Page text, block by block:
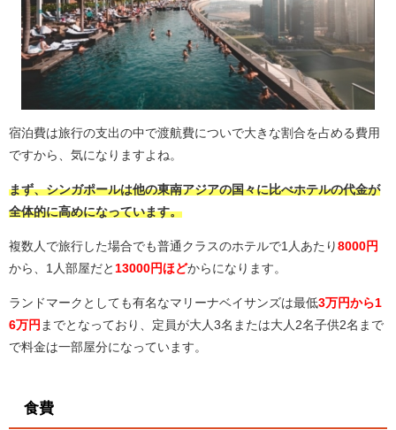
宿泊費は旅行の支出の中で渡航費についで大きな割合を占める費用
ですから、気になりますよね。
まず、シンガポールは他の東南アジアの国々に比べホテルの代金が
全体的に高めになっています。
複数人で旅行した場合でも普通クラスのホテルで1人あたり 8000円
から、1人部屋だと 13000円ほどからになります。
ランドマークとしても有名なマリーナベイサンズは最低3万円から1
6万円 までとなっており、定員が大人3名または大人2名子供2名まで
で料金は一部屋分になっています。
食費